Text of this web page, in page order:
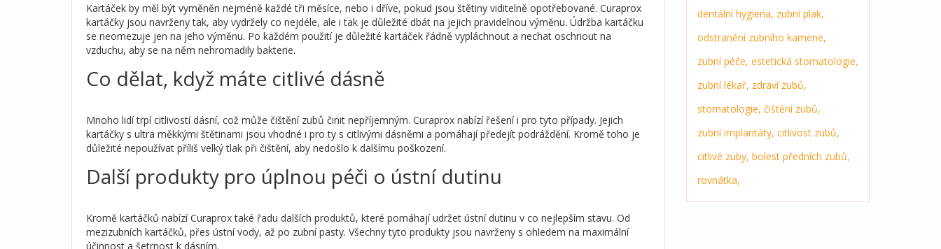
Kartáček by měl být vyměněn nejméně každé tři měsíce, nebo i dříve, pokud jsou štětiny viditelně opotřebované. Curaprox
kartáčky jsou navrženy tak, aby vydržely co nejdéle, ale i tak je důležité dbát na jejich pravidelnou výměnu. Údržba kartáčku
se neomezuje jen na jeho výměnu. Po každém použití je důležité kartáček řádně vypláchnout a nechat oschnout na
vzduchu, aby se na něm nehromadily bakterie.
Co dělat, když máte citlivé dásně
Mnoho lidí trpí citlivostí dásní, což může čištění zubů činit nepříjemným. Curaprox nabízí řešení i pro tyto případy. Jejich
kartáčky s ultra měkkými štětinami jsou vhodné i pro ty s citlivými dásněmi a pomáhají předejít podráždění. Kromě toho je
důležité nepoužívat příliš velký tlak při čištění, aby nedošlo k dalšímu poškození.
Další produkty pro úplnou péči o ústní dutinu
Kromě kartáčků nabízí Curaprox také řadu dalších produktů, které pomáhají udržet ústní dutinu v co nejlepším stavu. Od
mezizubních kartáčků, přes ústní vody, až po zubní pasty. Všechny tyto produkty jsou navrženy s ohledem na maximální
účinnost a šetrnost k dásním.
dentální hygiena, zubní plak,
odstranění zubního kamene,
zubní péče, estetická stomatologie,
zubní lékař, zdraví zubů,
stomatologie, čištění zubů,
zubní implantáty, citlivost zubů,
citlivé zuby, bolest předních zubů,
rovnátka,